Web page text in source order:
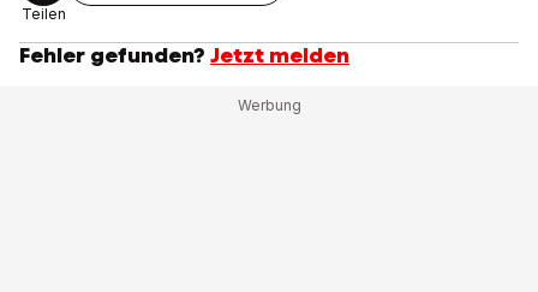
Teilen
Fehler gefunden? Jetzt melden